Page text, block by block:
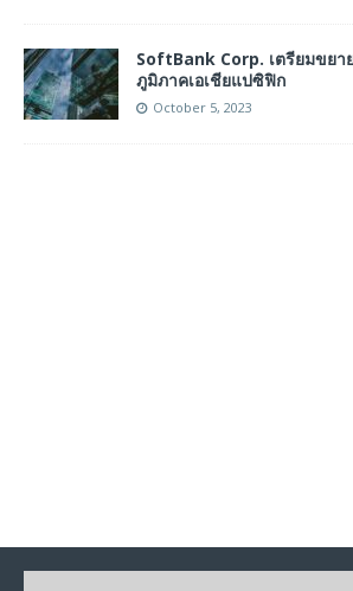
SoftBank Corp. เตรียมขยา
ภูมิภาคเอเชียแปซิฟิก
October 5, 2023